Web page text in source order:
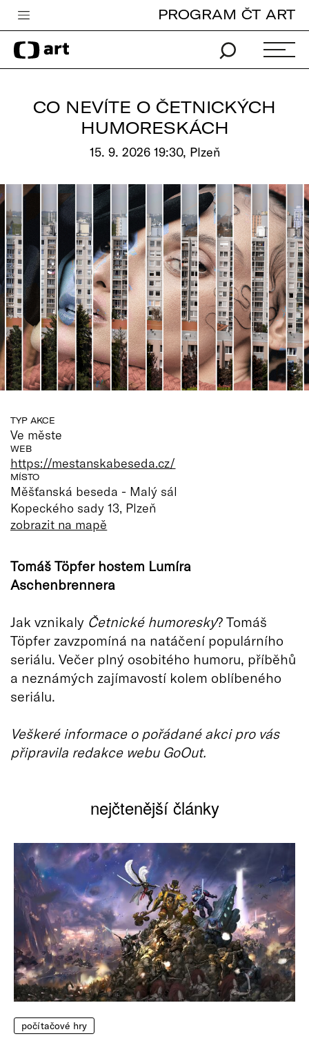
Česká televize
Zpravodajství
Vše o ČT
PROGRAM ČT ART
CO NEVÍTE O ČETNICKÝCH
HUMORESKÁCH
15. 9. 2026 19:30, Plzeň
TYP AKCE
Ve měste
WEB
https://mestanskabeseda.cz/
MÍSTO
Měšťanská beseda - Malý sál
Kopeckého sady 13, Plzeň
zobrazit na mapě
Tomáš Töpfer hostem Lumíra
Aschenbrennera
Jak vznikaly Četnické humoresky? Tomáš
Töpfer zavzpomíná na natáčení populárního
seriálu. Večer plný osobitého humoru, příběhů
a neznámých zajímavostí kolem oblíbeného
seriálu.
Veškeré informace o pořádané akci pro vás
připravila redakce webu GoOut.
nejčtenější články
počítačové hry